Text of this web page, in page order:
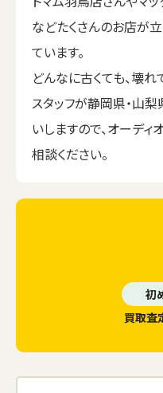
などたくさんのお店が
ています。
どんなに古くても、壊
スタッフが静岡県・山
いしますので、オーデ
相談ください。
初
買取査